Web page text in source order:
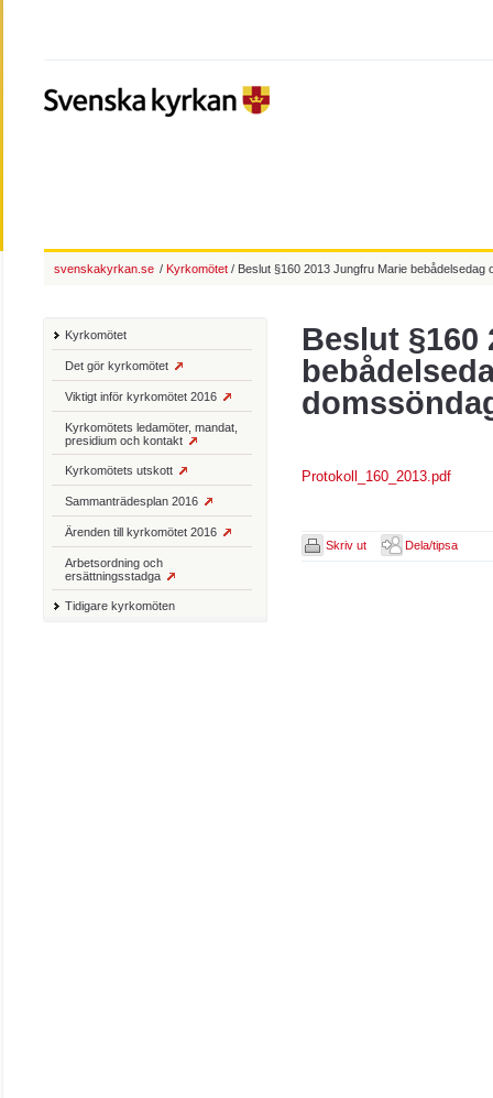
Beslut §160
Protokoll_160_2013.pdf
Skriv ut Dela/tipsa
Kyrkomötet
Det gör kyrkomötet
Viktigt inför kyrkomötet 2016
Kyrkomötets ledamöter, mandat,
presidium och kontakt
Kyrkomötets utskott
Sammanträdesplan 2016
Ärenden till kyrkomötet 2016
Arbetsordning och
ersättningsstadga
Tidigare kyrkomöten
svenskakyrkan.se / Kyrkomötet / Beslut §160 2013 Jungfru Marie bebådelsedag